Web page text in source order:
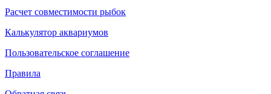
Расчет совместимости рыбок
Калькулятор аквариумов
Пользовательское соглашение
Правила